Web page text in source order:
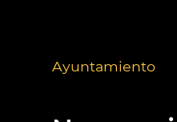
Ayuntamiento